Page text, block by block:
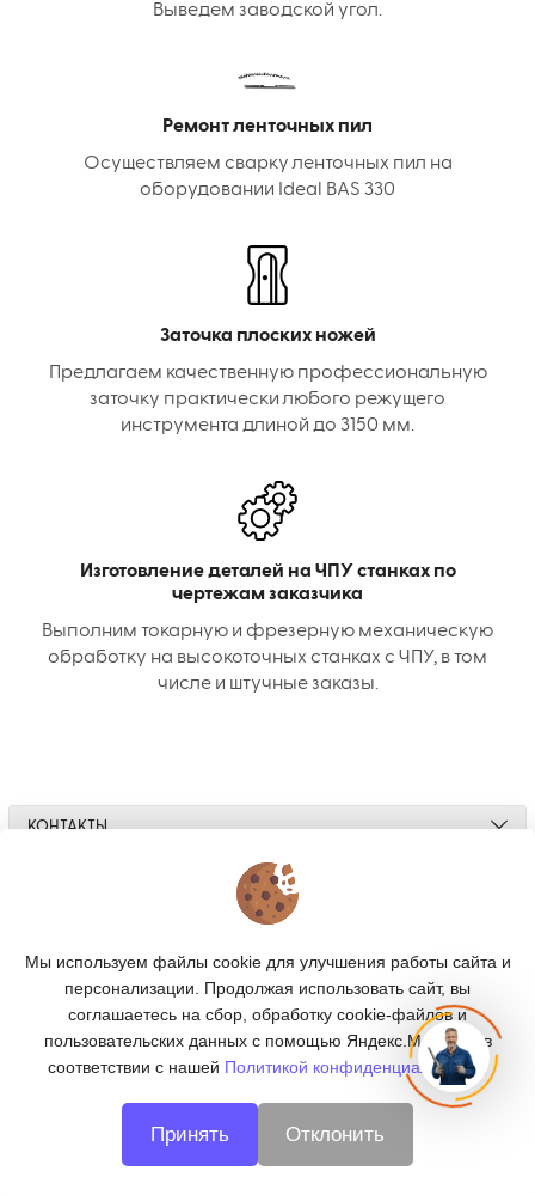
Выведем заводской угол.
Ремонт ленточных пил
Осуществляем сварку ленточных пил на
оборудовании Ideal BAS 330
Заточка плоских ножей
Предлагаем качественную профессиональную
заточку практически любого режущего
инструмента длиной до 3150 мм.
Изготовление деталей на ЧПУ станках по
чертежам заказчика
Выполним токарную и фрезерную механическую
обработку на высокоточных станках с ЧПУ, в том
числе и штучные заказы.
КОНТАКТЫ
ПОДПИСКА
CNC66 - металлообработка в Екатеринбурге
Мы используем файлы cookie для улучшения работы сайта и
персонализации. Продолжая использовать сайт, вы
соглашаетесь на сбор, обработку cookie-файлов и
пользовательских данных с помощью Яндекс.Метрика, в
соответствии с нашей Политикой конфиденциальности.
Принять Отклонить